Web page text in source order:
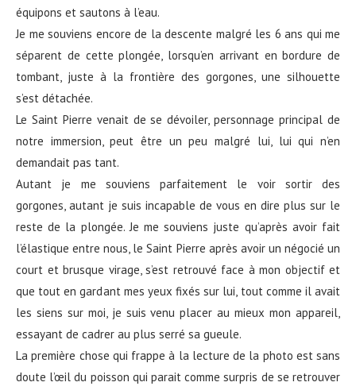
équipons et sautons à l’eau.
Je me souviens encore de la descente malgré les 6 ans qui me
séparent de cette plongée, lorsqu’en arrivant en bordure de
tombant, juste à la frontière des gorgones, une silhouette
s’est détachée.
Le Saint Pierre venait de se dévoiler, personnage principal de
notre immersion, peut être un peu malgré lui, lui qui n’en
demandait pas tant.
Autant je me souviens parfaitement le voir sortir des
gorgones, autant je suis incapable de vous en dire plus sur le
reste de la plongée. Je me souviens juste qu’après avoir fait
l’élastique entre nous, le Saint Pierre après avoir un négocié un
court et brusque virage, s’est retrouvé face à mon objectif et
que tout en gardant mes yeux fixés sur lui, tout comme il avait
les siens sur moi, je suis venu placer au mieux mon appareil,
essayant de cadrer au plus serré sa gueule.
La première chose qui frappe à la lecture de la photo est sans
doute l’œil du poisson qui parait comme surpris de se retrouver